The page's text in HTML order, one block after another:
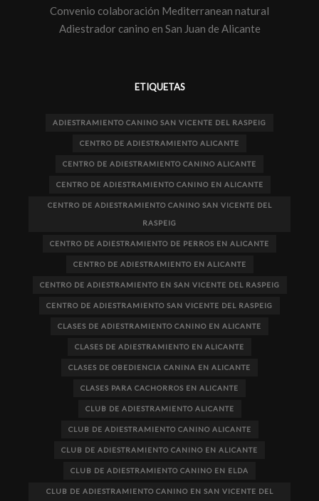
Convenio colaboración Mediterranean natural
Adiestrador canino en San Juan de Alicante
ETIQUETAS
ADIESTRAMIENTO CANINO SAN VICENTE DEL RASPEIG
CENTRO DE ADIESTRAMIENTO ALICANTE
CENTRO DE ADIESTRAMIENTO CANINO ALICANTE
CENTRO DE ADIESTRAMIENTO CANINO EN ALICANTE
CENTRO DE ADIESTRAMIENTO CANINO SAN VICENTE DEL
RASPEIG
CENTRO DE ADIESTRAMIENTO DE PERROS EN ALICANTE
CENTRO DE ADIESTRAMIENTO EN ALICANTE
CENTRO DE ADIESTRAMIENTO EN SAN VICENTE DEL RASPEIG
CENTRO DE ADIESTRAMIENTO SAN VICENTE DEL RASPEIG
CLASES DE ADIESTRAMIENTO CANINO EN ALICANTE
CLASES DE ADIESTRAMIENTO EN ALICANTE
CLASES DE OBEDIENCIA CANINA EN ALICANTE
CLASES PARA CACHORROS EN ALICANTE
CLUB DE ADIESTRAMIENTO ALICANTE
CLUB DE ADIESTRAMIENTO CANINO ALICANTE
CLUB DE ADIESTRAMIENTO CANINO EN ALICANTE
CLUB DE ADIESTRAMIENTO CANINO EN ELDA
CLUB DE ADIESTRAMIENTO CANINO EN SAN VICENTE DEL